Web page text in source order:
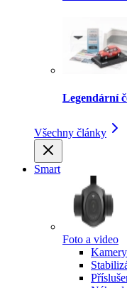
Legendární
Všechny články
Smart
Foto a video
Kamery